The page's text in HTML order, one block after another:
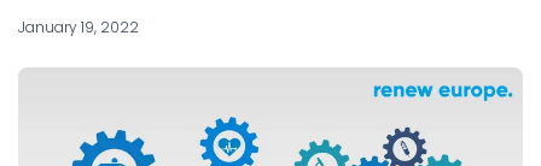
January 19, 2022